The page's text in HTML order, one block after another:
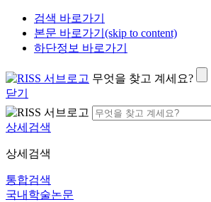
검색 바로가기
본문 바로가기(skip to content)
하단정보 바로가기
무엇을 찾고 계세요?
닫기
상세검색
상세검색
통합검색
국내학술논문